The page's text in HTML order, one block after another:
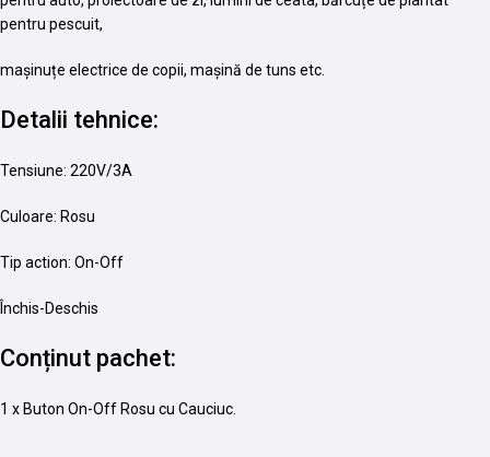
pentru pescuit,
mașinuțe electrice de copii, mașină de tuns etc.
Detalii tehnice:
Tensiune: 220V/3A
Culoare: Rosu
Tip action: On-Off
Închis-Deschis
Conținut pachet:
1 x Buton On-Off Rosu cu Cauciuc.